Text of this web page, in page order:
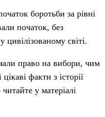
боротьби за рівні
початок, без
світі.
право на вибори, чим
факти з історії
у матеріалі